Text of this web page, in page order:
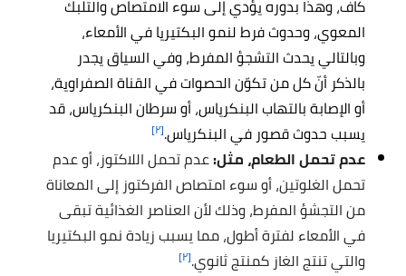
كاف، وهذا بدوره يؤدي إلى سوء الامتصاص والتلبك
المعوي، وحدوث فرط لنمو البكتيريا في الأمعاء،
وبالتالي يحدث التشجؤ المفرط، وفي السياق يجدر
بالذكر أنّ كل من تكوّن الحصوات في القناة الصفراوية،
أو الإصابة بالتهاب البنكرياس، أو سرطان البنكرياس، قد
يسبب حدوث قصور في البنكرياس.[٢]
عدم تحمل الطعام، مثل:عدم تحمل اللاكتوز، أو عدم
تحمل الغلوتين، أو سوء امتصاص الفركتوز إلى المعاناة
من التجشؤ المفرط، وذلك لأن العناصر الغذائية تبقى
في الأمعاء لفترة أطول، مما يسبب زيادة نمو البكتيريا
والتي تنتج الغاز كمنتج ثانوي.[٢]